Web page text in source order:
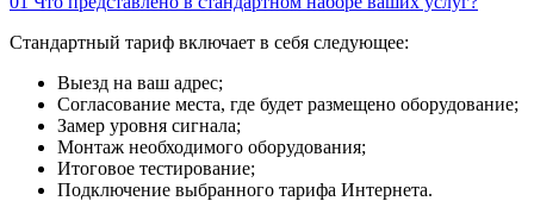
Стандартный тариф включает в себя следующее:
Выезд на ваш адрес;
Согласование места, где будет размещено оборудование;
Замер уровня сигнала;
Монтаж необходимого оборудования;
Итоговое тестирование;
Подключение выбранного тарифа Интернета.